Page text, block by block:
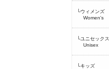
└ウィメンズ
Women's
└ユニセックス
Unisex
└キッズ